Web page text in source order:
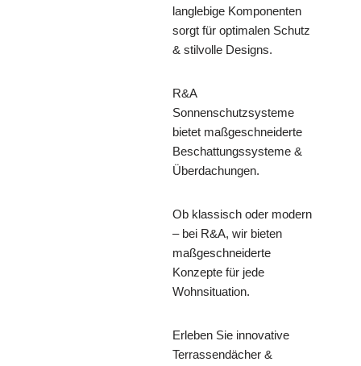
langlebige Komponenten
sorgt für optimalen Schutz
& stilvolle Designs.
R&A
Sonnenschutzsysteme
bietet maßgeschneiderte
Beschattungssysteme &
Überdachungen.
Ob klassisch oder modern
– bei R&A, wir bieten
maßgeschneiderte
Konzepte für jede
Wohnsituation.
Erleben Sie innovative
Terrassendächer &